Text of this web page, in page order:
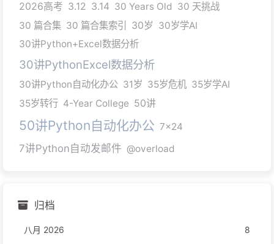
2026高考 3.12 3.14 30 Years Old 30 天挑战
30 篇合集 30 篇合集索引 30岁 30岁学AI
30讲Python+Excel数据分析
30讲PythonExcel数据分析
30讲Python自动化办公 31岁 35岁危机 35岁学AI
35岁转行 4-Year College 50讲
50讲Python自动化办公 7x24
7讲Python自动发邮件 @overload
归档
八月 2026
8